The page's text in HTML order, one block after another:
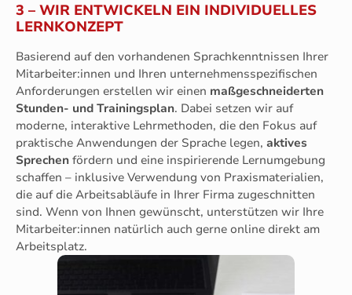
3 – WIR ENTWICKELN EIN INDIVIDUELLES
LERNKONZEPT
Basierend auf den vorhandenen Sprachkenntnissen Ihrer
Mitarbeiter:innen und Ihren unternehmensspezifischen
Anforderungen erstellen wir einen maßgeschneiderten
Stunden- und Trainingsplan. Dabei setzen wir auf
moderne, interaktive Lehrmethoden, die den Fokus auf
praktische Anwendungen der Sprache legen, aktives
Sprechen fördern und eine inspirierende Lernumgebung
schaffen – inklusive Verwendung von Praxismaterialien,
die auf die Arbeitsabläufe in Ihrer Firma zugeschnitten
sind. Wenn von Ihnen gewünscht, unterstützen wir Ihre
Mitarbeiter:innen natürlich auch gerne online direkt am
Arbeitsplatz.